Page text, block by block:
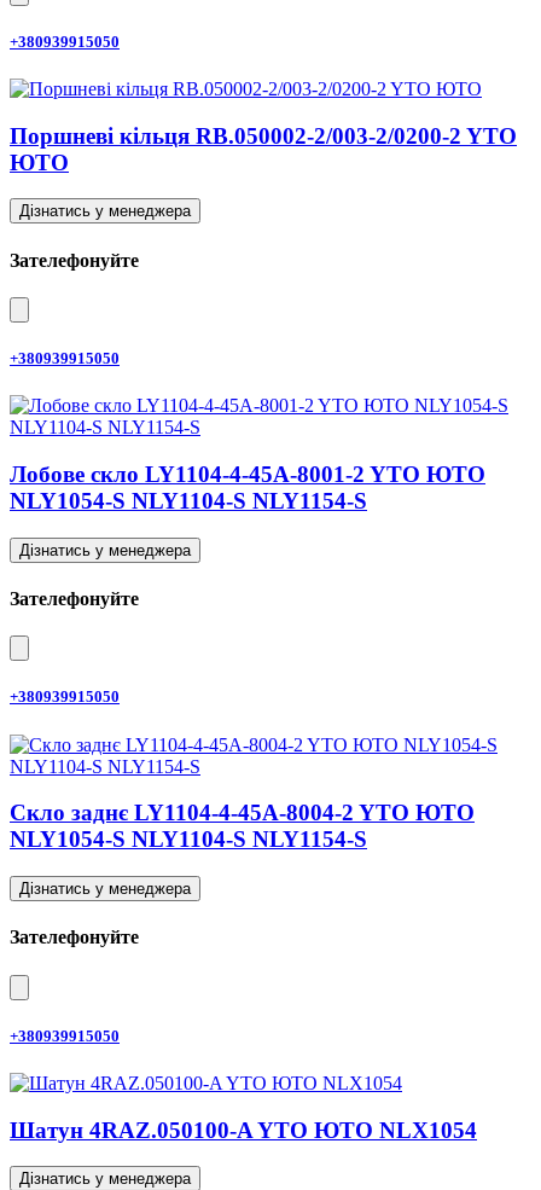
+380939915050
Поршневі кільця RB.050002-2/003-2/0200-2 YTO
ЮТО
Дізнатись у менеджера
Зателефонуйте
+380939915050
Лобове скло LY1104-4-45A-8001-2 YTO ЮТО
NLY1054-S NLY1104-S NLY1154-S
Дізнатись у менеджера
Зателефонуйте
+380939915050
Скло заднє LY1104-4-45A-8004-2 YTO ЮТО
NLY1054-S NLY1104-S NLY1154-S
Дізнатись у менеджера
Зателефонуйте
+380939915050
Шатун 4RAZ.050100-A YTO ЮТО NLX1054
Дізнатись у менеджера